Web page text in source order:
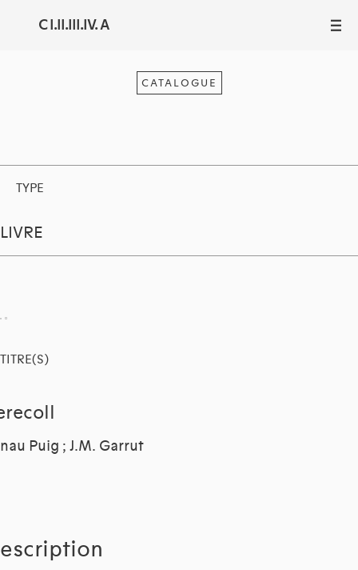
C I.II.III.IV. A III
CATALOGUE
TYPE
LIVRE
TITRE(S)
Puig ; J.M. Garrut